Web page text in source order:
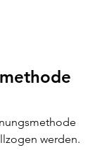
werden.